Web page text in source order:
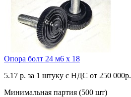
Опора болт 24 м6 х 18
5.17 р. за 1 штуку c НДС от 250 000р.
Минимальная партия (500 шт)